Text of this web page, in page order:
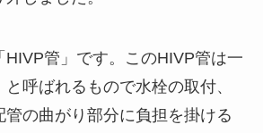
HIVP管」です。このHIVP管は一
呼ばれるもので水栓の取付、
の曲がり部分に負担を掛ける